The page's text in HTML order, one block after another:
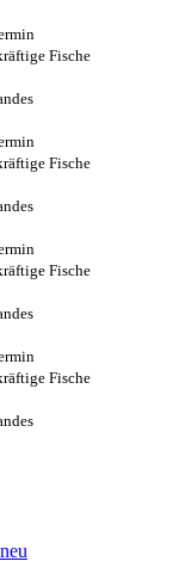
Fische
Fische
Fische
Fische